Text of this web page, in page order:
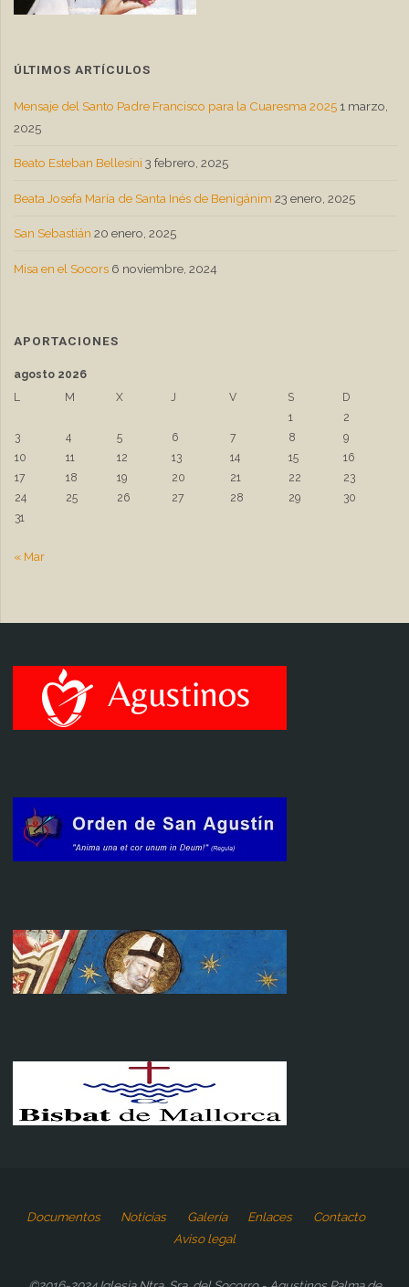
ÚLTIMOS ARTÍCULOS
Mensaje del Santo Padre Francisco para la Cuaresma 2025 1 marzo,
2025
Beato Esteban Bellesini 3 febrero, 2025
Beata Josefa María de Santa Inés de Benigánim 23 enero, 2025
San Sebastián 20 enero, 2025
Misa en el Socors 6 noviembre, 2024
APORTACIONES
agosto 2026
L
M X J V S
D
1
2
3
4 5 6 7 8
9
10
11 12 13 14 15
16
17
18 19 20 21 22
23
24
25 26 27 28 29
30
31
« Mar
Documentos Noticias Galería Enlaces
Contacto
Aviso legal